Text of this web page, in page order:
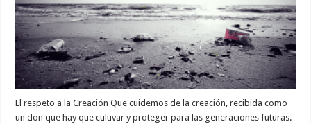
El respeto a la Creación Que cuidemos de la creación, recibida como
un don que hay que cultivar y proteger para las generaciones futuras.